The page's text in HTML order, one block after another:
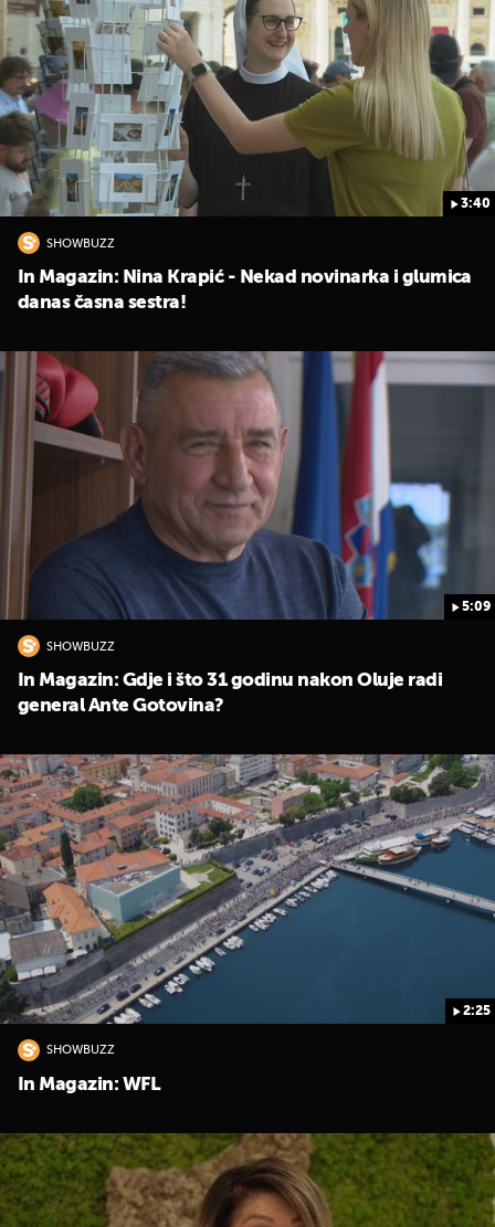
3:40
SHOWBUZZ
In Magazin: Nina Krapić - Nekad novinarka i glumica
danas časna sestra!
5:09
SHOWBUZZ
In Magazin: Gdje i što 31 godinu nakon Oluje radi
general Ante Gotovina?
2:25
SHOWBUZZ
In Magazin: WFL